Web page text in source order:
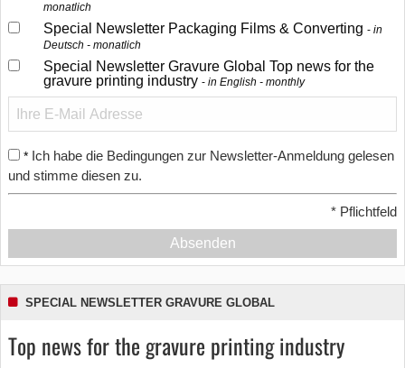
monatlich
Special Newsletter Packaging Films & Converting
in
Deutsch - monatlich
Special Newsletter Gravure Global Top news for the
gravure printing industry
in English - monthly
* Ich habe die Bedingungen zur Newsletter-Anmeldung gelesen
und stimme diesen zu.
* Pflichtfeld
Absenden
SPECIAL NEWSLETTER GRAVURE GLOBAL
Top news for the gravure printing industry